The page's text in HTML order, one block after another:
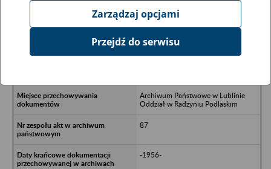
Ukryj wszystkie pozycje bazy
Spółdzielnia Pracy Dozoru Mienia
Archiwum Państwowe w Lublinie
Oddział w Radzyniu Podlaskim
87
-1956-
Zarządzaj opcjami
Przejdź do serwisu